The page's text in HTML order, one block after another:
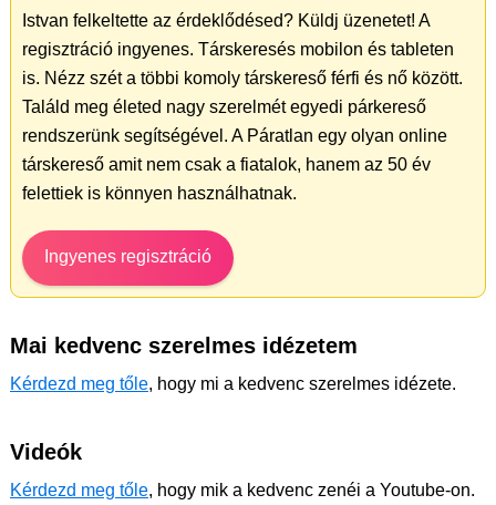
Istvan felkeltette az érdeklődésed? Küldj üzenetet! A
regisztráció ingyenes. Társkeresés mobilon és tableten
is. Nézz szét a többi komoly társkereső férfi és nő között.
Találd meg életed nagy szerelmét egyedi párkereső
rendszerünk segítségével. A Páratlan egy olyan online
társkereső amit nem csak a fiatalok, hanem az 50 év
felettiek is könnyen használhatnak.
Ingyenes regisztráció
Mai kedvenc szerelmes idézetem
Kérdezd meg tőle, hogy mi a kedvenc szerelmes idézete.
Videók
Kérdezd meg tőle, hogy mik a kedvenc zenéi a Youtube-on.